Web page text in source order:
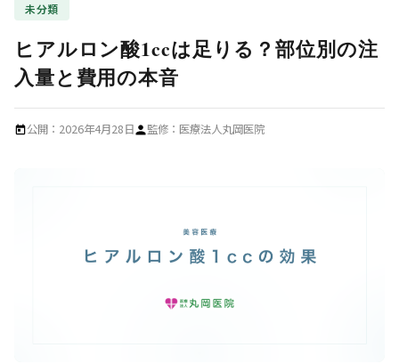
未分類
ヒアルロン酸1ccは足りる？部位別の注
入量と費用の本音
公開：2026年4月28日 監修： 医療法人丸岡医院